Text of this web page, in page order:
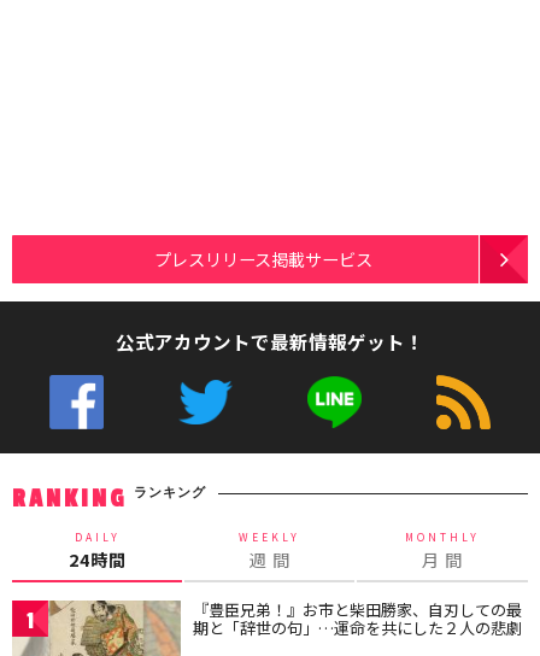
プレスリリース掲載サービス
公式アカウントで最新情報ゲット！
RANKING ランキング
DAILY
24時間
WEEKLY
週 間
MONTHLY
月 間
1 『豊臣兄弟！』お市と柴田勝家、自刃しての最
期と「辞世の句」…運命を共にした２人の悲劇